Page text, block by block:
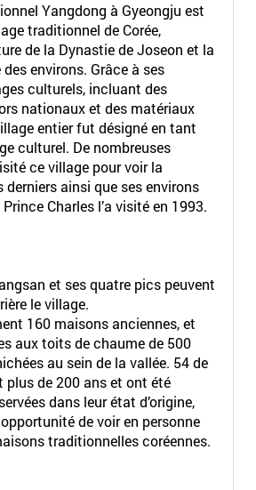
Yangdong à Gyeongju est
traditionnel de Corée,
de la Dynastie de Joseon et la
environs. Grâce à ses
culturels, incluant des
nationaux et des matériaux
entier fut désigné en tant
culturel. De nombreuses
ce village pour voir la
derniers ainsi que ses environs
Charles l’a visité en 1993.
et ses quatre pics peuvent
le village.
160 maisons anciennes, et
aux toits de chaume de 500
au sein de la vallée. 54 de
plus de 200 ans et ont été
dans leur état d’origine,
de voir en personne
traditionnelles coréennes.